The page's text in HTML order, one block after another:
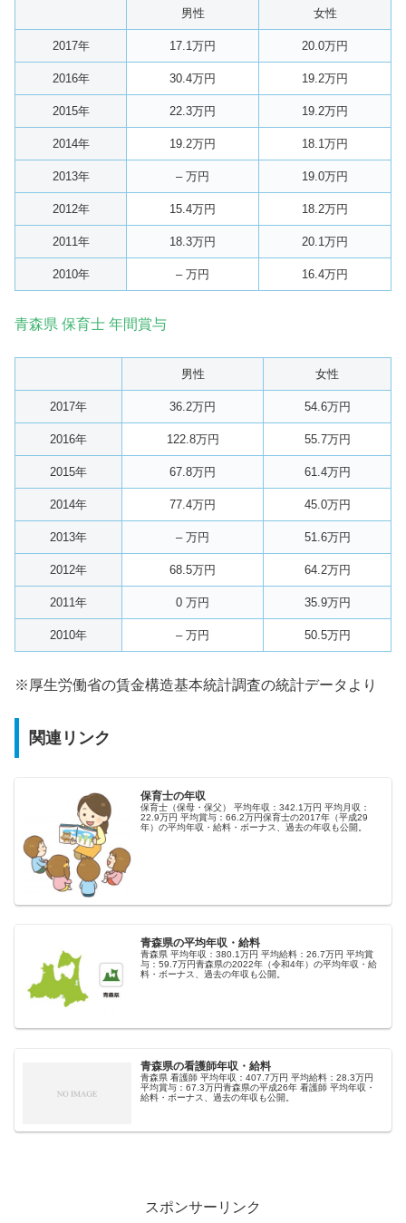
男性 女性
2017年 17.1万円 20.0万円
2016年 30.4万円 19.2万円
2015年 22.3万円 19.2万円
2014年 19.2万円 18.1万円
2013年 – 万円 19.0万円
2012年 15.4万円 18.2万円
2011年 18.3万円 20.1万円
2010年 – 万円 16.4万円
青森県 保育士 年間賞与
男性 女性
2017年 36.2万円 54.6万円
2016年 122.8万円 55.7万円
2015年 67.8万円 61.4万円
2014年 77.4万円 45.0万円
2013年 – 万円 51.6万円
2012年 68.5万円 64.2万円
2011年 0 万円 35.9万円
2010年 – 万円 50.5万円
※厚生労働省の賃金構造基本統計調査の統計データより
関連リンク
保育士の年収
保育士（保母・保父） 平均年収：342.1万円 平均月収：
22.9万円 平均賞与：66.2万円保育士の2017年（平成29
年）の平均年収・給料・ボーナス、過去の年収も公開。
青森県の平均年収・給料
青森県 平均年収：380.1万円 平均給料：26.7万円 平均賞
与：59.7万円青森県の2022年（令和4年）の平均年収・給
料・ボーナス、過去の年収も公開。
青森県の看護師年収・給料
青森県 看護師 平均年収：407.7万円 平均給料：28.3万円
平均賞与：67.3万円青森県の平成26年 看護師 平均年収・
給料・ボーナス、過去の年収も公開。
スポンサーリンク